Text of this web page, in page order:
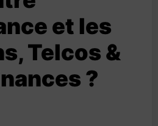
et les
Telcos &
?